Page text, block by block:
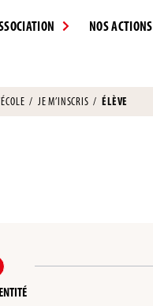
NOS ACTIONS
/ JE M’INSCRIS / ÉLÈVE